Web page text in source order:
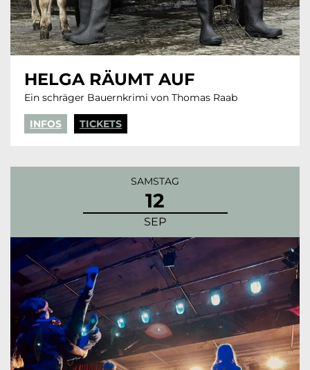
HELGA RÄUMT AUF
Ein schräger Bauernkrimi von Thomas Raab
INFOS TICKETS
SAMSTAG
12
SEP